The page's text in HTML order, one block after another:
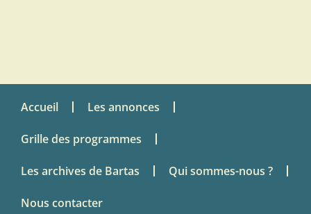
Accueil Les annonces
Grille des programmes
Les archives de Bartas Qui sommes-nous ?
Nous contacter